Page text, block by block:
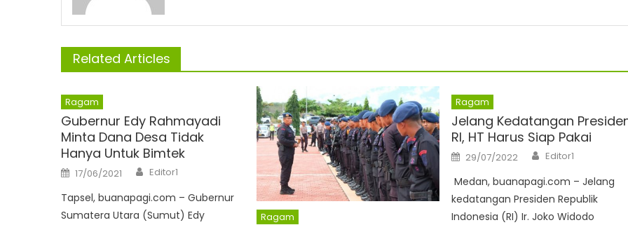
Related Articles
Ragam
Gubernur Edy Rahmayadi
Minta Dana Desa Tidak
Hanya Untuk Bimtek
Posted
on
17/06/2021 Author
Editor1
Tapsel, buanapagi.com – Gubernur
Sumatera Utara (Sumut) Edy
Ragam
Ragam
Jelang Kedatangan
RI, HT Harus Siap Pakai
Posted
on
29/07/2022 Author
Editor1
Medan, buanapagi.com – Jelang
kedatangan Presiden Republik
Indonesia (RI) Ir. Joko Widodo